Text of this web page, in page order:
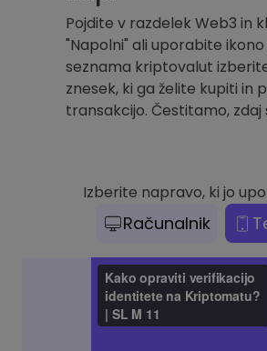
Pojdite v razdelek Web3 in
"Napolni" ali uporabite ikono
seznama kriptovalut
znesek, ki ga želite kupiti in
transakcijo. Čestitamo, zdaj
Izberite napravo, ki jo
Računalnik